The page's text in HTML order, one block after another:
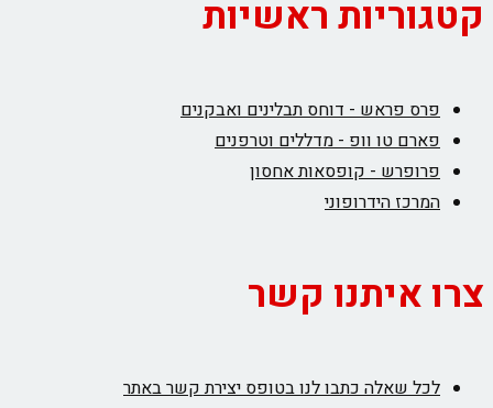
קטגוריות ראשיות
פרס פראש - דוחס תבלינים ואבקנים
פארם טו וופ - מדללים וטרפנים
פרופרש - קופסאות אחסון
המרכז הידרופוני
צרו איתנו קשר
לכל שאלה כתבו לנו בטופס יצירת קשר באתר